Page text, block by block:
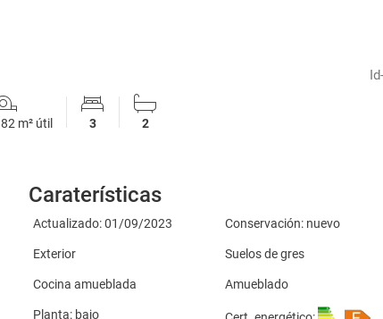
82 m² útil 3 2
Caraterísticas
Actualizado: 01/09/2023 Conservación: nuevo
Exterior Suelos de gres
Cocina amueblada Amueblado
Planta: bajo